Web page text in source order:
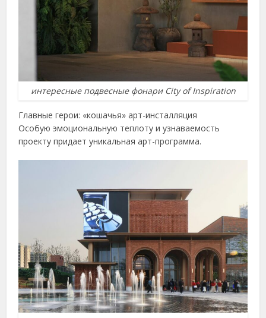
интересные подвесные фонари City of Inspiration
Главные герои: «кошачья» арт-инсталляция
Особую эмоциональную теплоту и узнаваемость
проекту придает уникальная арт-программа.